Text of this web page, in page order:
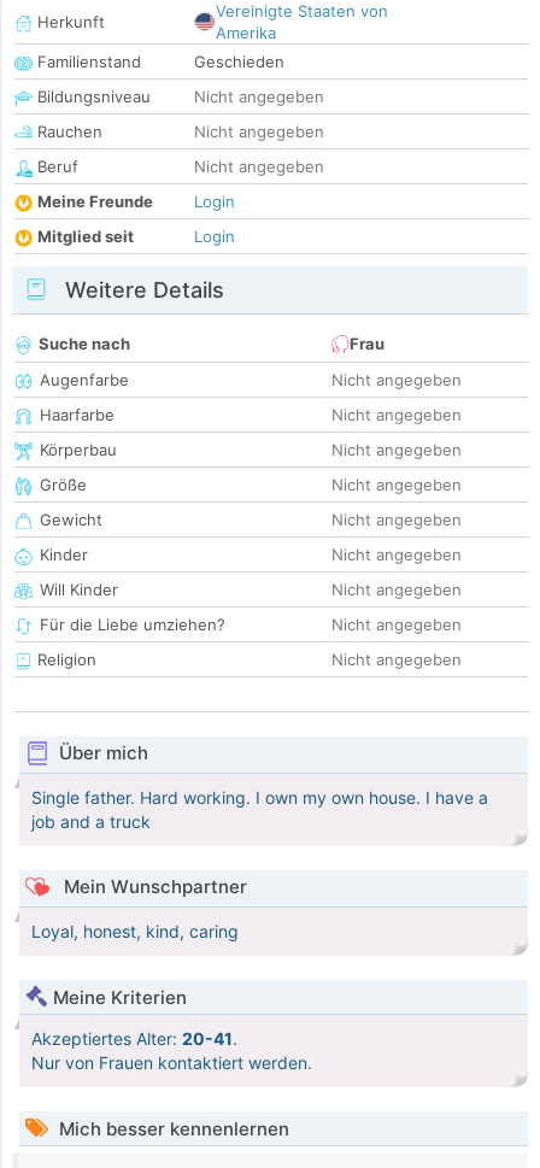
Herkunft
Vereinigte Staaten von
Amerika
Familienstand
Geschieden
Bildungsniveau
Nicht angegeben
Rauchen
Nicht angegeben
Beruf
Nicht angegeben
Meine Freunde
Login
Mitglied seit
Login
Weitere Details
Suche nach
Frau
Augenfarbe
Nicht angegeben
Haarfarbe
Nicht angegeben
Körperbau
Nicht angegeben
Größe
Nicht angegeben
Gewicht
Nicht angegeben
Kinder
Nicht angegeben
Will Kinder
Nicht angegeben
Für die Liebe umziehen?
Nicht angegeben
Religion
Nicht angegeben
Über mich
Single father. Hard working. I own my own house. I have a
job and a truck
Mein Wunschpartner
Loyal, honest, kind, caring
Meine Kriterien
Akzeptiertes Alter: 20-41.
Nur von Frauen kontaktiert werden.
Mich besser kennenlernen